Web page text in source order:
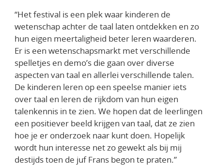
“Het festival is een plek waar kinderen de
wetenschap achter de taal laten ontdekken en zo
hun eigen meertaligheid beter leren waarderen.
Er is een wetenschapsmarkt met verschillende
spelletjes en demo’s die gaan over diverse
aspecten van taal en allerlei verschillende talen.
De kinderen leren op een speelse manier iets
over taal en leren de rijkdom van hun eigen
talenkennis in te zien. We hopen dat de leerlingen
een positiever beeld krijgen van taal, dat ze zien
hoe je er onderzoek naar kunt doen. Hopelijk
wordt hun interesse net zo gewekt als bij mij
destijds toen de juf Frans begon te praten.”